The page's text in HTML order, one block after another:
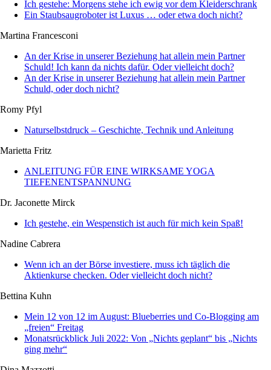
Ich gestehe: Morgens stehe ich ewig vor dem Kleiderschrank
Ein Staubsaugroboter ist Luxus … oder etwa doch nicht?
Martina Francesconi
An der Krise in unserer Beziehung hat allein mein Partner
Schuld! Ich kann da nichts dafür. Oder vielleicht doch?
An der Krise in unserer Beziehung hat allein mein Partner
Schuld, oder doch nicht?
Romy Pfyl
Naturselbstdruck – Geschichte, Technik und Anleitung
Marietta Fritz
ANLEITUNG FÜR EINE WIRKSAME YOGA
TIEFENENTSPANNUNG
Dr. Jaconette Mirck
Ich gestehe, ein Wespenstich ist auch für mich kein Spaß!
Nadine Cabrera
Wenn ich an der Börse investiere, muss ich täglich die
Aktienkurse checken. Oder vielleicht doch nicht?
Bettina Kuhn
Mein 12 von 12 im August: Blueberries und Co-Blogging am
„freien“ Freitag
Monatsrückblick Juli 2022: Von „Nichts geplant“ bis „Nichts
ging mehr“